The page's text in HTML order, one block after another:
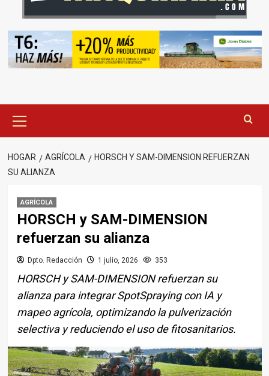
principal
HOGAR AGRÍCOLA
HORSCH Y SAM-DIMENSION REFUERZAN
SU ALIANZA
AGRÍCOLA
HORSCH y SAM-DIMENSION
refuerzan su alianza
Dpto. Redacción 1 julio, 2026 353
HORSCH y SAM-DIMENSION refuerzan su
alianza para integrar SpotSpraying con IA y
mapeo agrícola, optimizando la pulverización
selectiva y reduciendo el uso de fitosanitarios.